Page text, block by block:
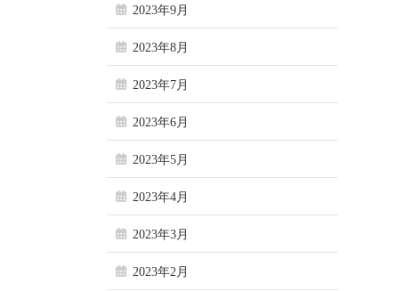
2023年9月
2023年8月
2023年7月
2023年6月
2023年5月
2023年4月
2023年3月
2023年2月